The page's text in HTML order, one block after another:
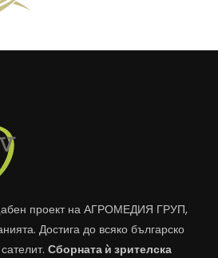
проект на АГРОМЕДИЯ ГРУП,
Достига до всяко българско
Сборната ѝ зрителска